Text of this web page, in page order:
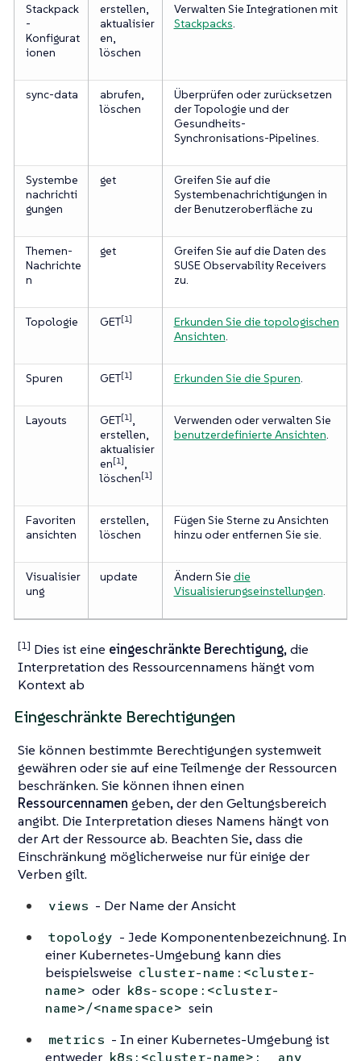
Stackpack
-
Konfigurat
ionen
erstellen,
aktualisier
en,
löschen
Verwalten Sie Integrationen mit
Stackpacks.
sync-data
abrufen,
löschen
Überprüfen oder zurücksetzen
der Topologie und der
Gesundheits-
Synchronisations-Pipelines.
Systembe
nachrichti
gungen
get
Greifen Sie auf die
Systembenachrichtigungen in
der Benutzeroberfläche zu
Themen-
Nachrichte
n
get
Greifen Sie auf die Daten des
SUSE Observability Receivers
zu.
Topologie GET[1]
Erkunden Sie die topologischen
Ansichten.
Spuren GET[1] Erkunden Sie die Spuren.
Layouts GET[1],
erstellen,
aktualisier
en[1],
löschen[1]
Verwenden oder verwalten Sie
benutzerdefinierte Ansichten.
Favoriten
ansichten
erstellen,
löschen
Fügen Sie Sterne zu Ansichten
hinzu oder entfernen Sie sie.
Visualisier
ung
update Ändern Sie die
Visualisierungseinstellungen.
[1] Dies ist eine eingeschränkte Berechtigung, die
Interpretation des Ressourcennamens hängt vom
Kontext ab
Eingeschränkte Berechtigungen
Sie können bestimmte Berechtigungen systemweit
gewähren oder sie auf eine Teilmenge der Ressourcen
beschränken. Sie können ihnen einen
Ressourcennamen geben, der den Geltungsbereich
angibt. Die Interpretation dieses Namens hängt von
der Art der Ressource ab. Beachten Sie, dass die
Einschränkung möglicherweise nur für einige der
Verben gilt.
views - Der Name der Ansicht
topology - Jede Komponentenbezeichnung. In
einer Kubernetes-Umgebung kann dies
beispielsweise cluster-name:<cluster-
name> oder k8s-scope:<cluster-
name>/<namespace> sein
metrics - In einer Kubernetes-Umgebung ist
entweder